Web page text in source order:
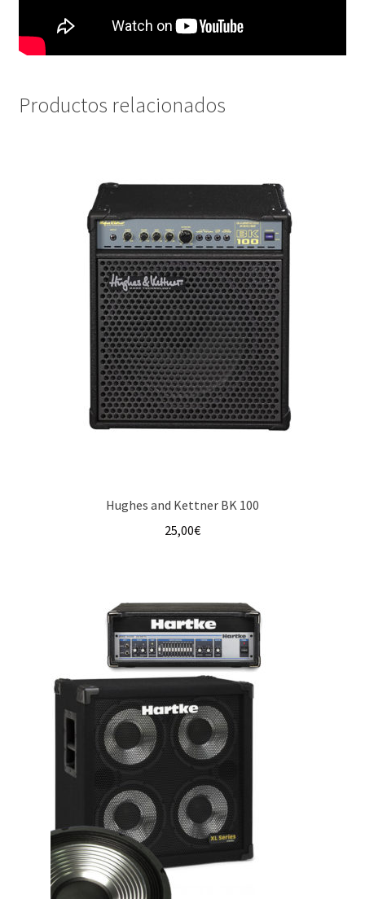
Productos relacionados
Hughes and Kettner BK 100
25,00€